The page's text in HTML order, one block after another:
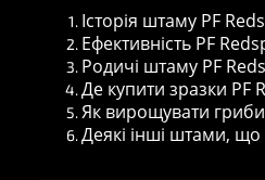
Історія штаму PF
Ефективність PF
Родичі штаму PF
Де купити зразки PF
Як вирощувати
Деякі інші штами,